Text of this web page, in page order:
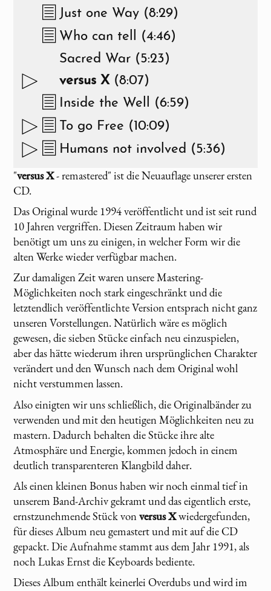
Just one Way (8:29)
Who can tell (4:46)
Sacred War (5:23)
versus X(8:07)
Inside the Well (6:59)
To go Free (10:09)
Humans not involved (5:36)
"versus X- remastered" ist die Neuauflage unserer ersten
CD.
Das Original wurde 1994 veröffentlicht und ist seit rund
10 Jahren vergriffen. Diesen Zeitraum haben wir
benötigt um uns zu einigen, in welcher Form wir die
alten Werke wieder verfügbar machen.
Zur damaligen Zeit waren unsere Mastering-
Möglichkeiten noch stark eingeschränkt und die
letztendlich veröffentlichte Version entsprach nicht ganz
unseren Vorstellungen. Natürlich wäre es möglich
gewesen, die sieben Stücke einfach neu einzuspielen,
aber das hätte wiederum ihren ursprünglichen Charakter
verändert und den Wunsch nach dem Original wohl
nicht verstummen lassen.
Also einigten wir uns schließlich, die Originalbänder zu
verwenden und mit den heutigen Möglichkeiten neu zu
mastern. Dadurch behalten die Stücke ihre alte
Atmosphäre und Energie, kommen jedoch in einem
deutlich transparenteren Klangbild daher.
Als einen kleinen Bonus haben wir noch einmal tief in
unserem Band-Archiv gekramt und das eigentlich erste,
ernstzunehmende Stück vonversus Xwiedergefunden,
für dieses Album neu gemastert und mit auf die CD
gepackt. Die Aufnahme stammt aus dem Jahr 1991, als
noch Lukas Ernst die Keyboards bediente.
Dieses Album enthält keinerlei Overdubs und wird im